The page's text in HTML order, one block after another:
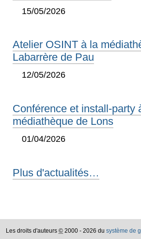
15/05/2026
Atelier OSINT à la
Labarrère de Pau
12/05/2026
Conférence et install-party
médiathèque de Lons
01/04/2026
Plus d'actualités…
Les droits d'auteurs © 2000 - 2026 du système de